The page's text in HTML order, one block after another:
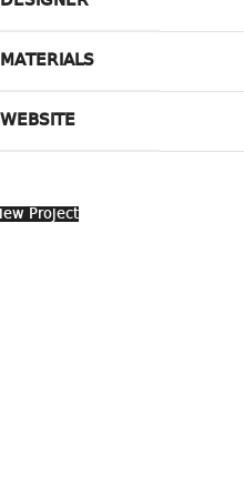
MATERIALS
WEBSITE
Project